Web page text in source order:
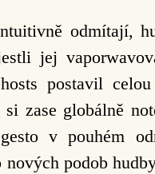
odmítají,
jej
postavil
si zase globálně
v pouhém
podob